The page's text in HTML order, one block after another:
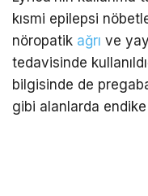
kısmi epilepsi
nöropatik ağrı ve
tedavisinde
bilgisinde de
gibi alanlarda endike